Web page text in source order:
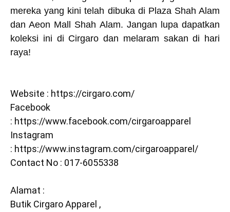
mereka yang kini telah dibuka di Plaza Shah Alam
dan Aeon Mall Shah Alam. Jangan lupa dapatkan
koleksi ini di Cirgaro dan melaram sakan di hari
raya!
Website : https://cirgaro.com/
Facebook
: https://www.facebook.com/cirgaroapparel
Instagram
: https://www.instagram.com/cirgaroapparel/
Contact No : 017-6055338
Alamat :
Butik Cirgaro Apparel ,